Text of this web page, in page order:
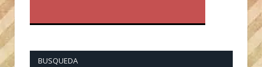
BUSQUEDA